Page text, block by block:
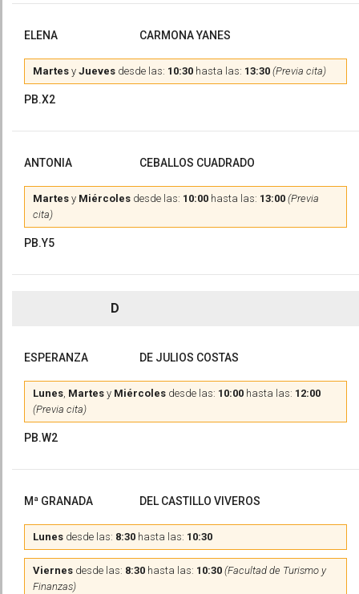
ELENA CARMONA YANES
Martes y Jueves desde las: 10:30 hasta las: 13:30 (Previa cita)
PB.X2
ANTONIA CEBALLOS CUADRADO
Martes y Miércoles desde las: 10:00 hasta las: 13:00 (Previa
cita)
PB.Y5
D
ESPERANZA DE JULIOS COSTAS
Lunes, Martes y Miércoles desde las: 10:00 hasta las: 12:00
(Previa cita)
PB.W2
Mª GRANADA DEL CASTILLO VIVEROS
Lunes desde las: 8:30 hasta las: 10:30
Viernes desde las: 8:30 hasta las: 10:30 (Facultad de Turismo y
Finanzas)